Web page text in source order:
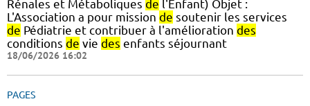
Rénales et Métaboliques de l'Enfant) Objet :
L'Association a pour mission de soutenir les services
de Pédiatrie et contribuer à l'amélioration des
conditions de vie des enfants séjournant
18/06/2026 16:02
PAGES